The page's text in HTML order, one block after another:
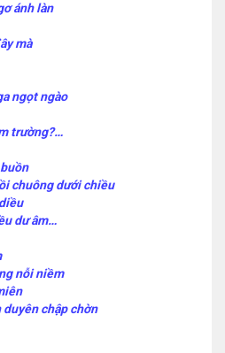
ánh làn
mà
ngọt ngào
trường?…
chuông dưới chiều
dư âm…
nỗi niềm
chập chờn